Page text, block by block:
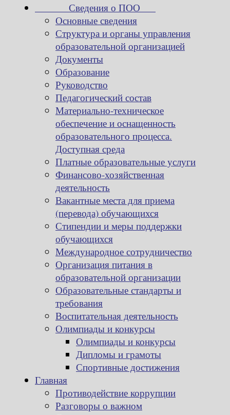
Сведения о ПОО
Основные сведения
Структура и органы управления
образовательной организацией
Документы
Образование
Руководство
Педагогический состав
Материально-техническое
обеспечение и оснащенность
образовательного процесса.
Доступная среда
Платные образовательные услуги
Финансово-хозяйственная
деятельность
Вакантные места для приема
(перевода) обучающихся
Стипендии и меры поддержки
обучающихся
Международное сотрудничество
Организация питания в
образовательной организации
Образовательные стандарты и
требования
Воспитательная деятельность
Олимпиады и конкурсы
Олимпиады и конкурсы
Дипломы и грамоты
Спортивные достижения
Главная
Противодействие коррупции
Разговоры о важном